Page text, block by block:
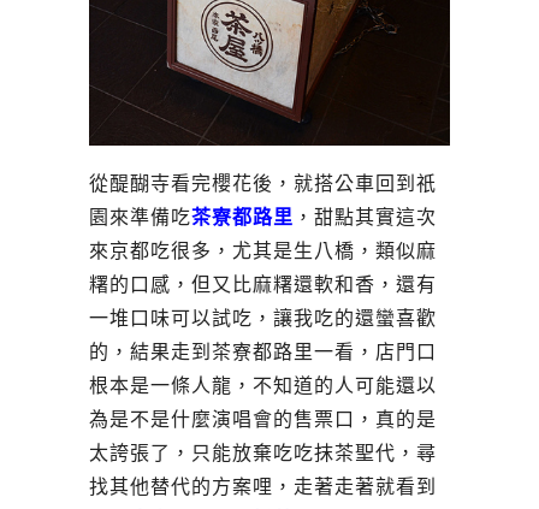
從醍醐寺看完櫻花後，就搭公車回到祇
園來準備吃茶寮都路里 ，甜點其實這次
來京都吃很多，尤其是生八橋，類似麻
糬的口感，但又比麻糬還軟和香，還有
一堆口味可以試吃，讓我吃的還蠻喜歡
的，結果走到茶寮都路里一看，店門口
根本是一條人龍，不知道的人可能還以
為是不是什麼演唱會的售票口，真的是
太誇張了，只能放棄吃吃抹茶聖代，尋
找其他替代的方案哩，走著走著就看到